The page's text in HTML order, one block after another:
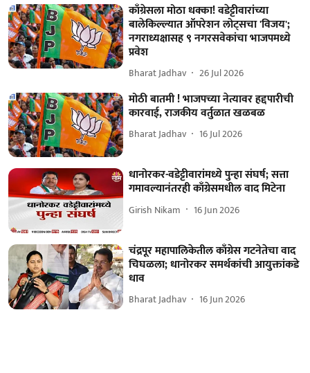
काँग्रेसला मोठा धक्का! वडेट्टीवारांच्या
बालेकिल्ल्यात ऑपरेशन लोट्सचा 'विजय';
नगराध्यक्षासह ९ नगरसवेकांचा भाजपमध्ये
प्रवेश
Bharat Jadhav 26 Jul 2026
मोठी बातमी ! भाजपच्या नेत्यावर हद्दपारीची
कारवाई, राजकीय वर्तुळात खळबळ
Bharat Jadhav 16 Jul 2026
धानोरकर-वडेट्टीवारांमध्ये पुन्हा संघर्ष; सत्ता
गमावल्यानंतरही काँग्रेसमधील वाद मिटेना
Girish Nikam 16 Jun 2026
चंद्रपूर महापालिकेतील काँग्रेस गटनेतेचा वाद
चिघळला; धानोरकर समर्थकांची आयुक्तांकडे
धाव
Bharat Jadhav 16 Jun 2026